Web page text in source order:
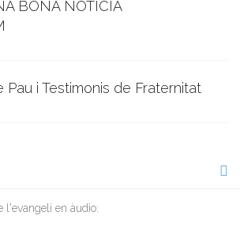
BONA NOTÍCIA
i Testimonis de Fraternitat
l'evangeli en àudio: